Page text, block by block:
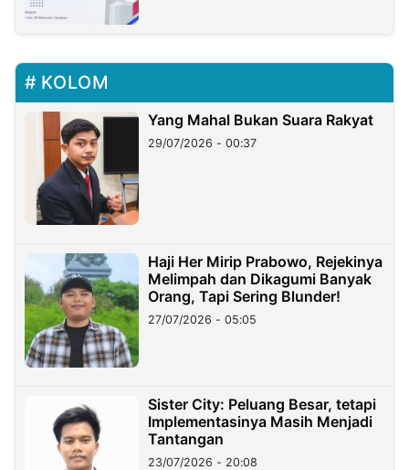
KOLOM
Yang Mahal Bukan Suara Rakyat
29/07/2026 - 00:37
Haji Her Mirip Prabowo, Rejekinya
Melimpah dan Dikagumi Banyak
Orang, Tapi Sering Blunder!
27/07/2026 - 05:05
Sister City: Peluang Besar, tetapi
Implementasinya Masih Menjadi
Tantangan
23/07/2026 - 20:08